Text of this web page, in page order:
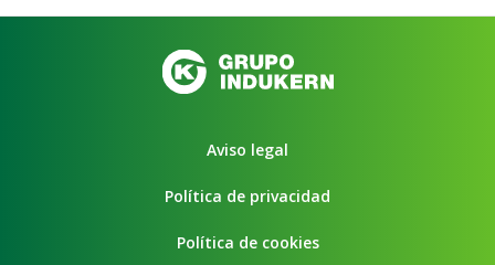
Aviso legal
Política de privacidad
Política de cookies